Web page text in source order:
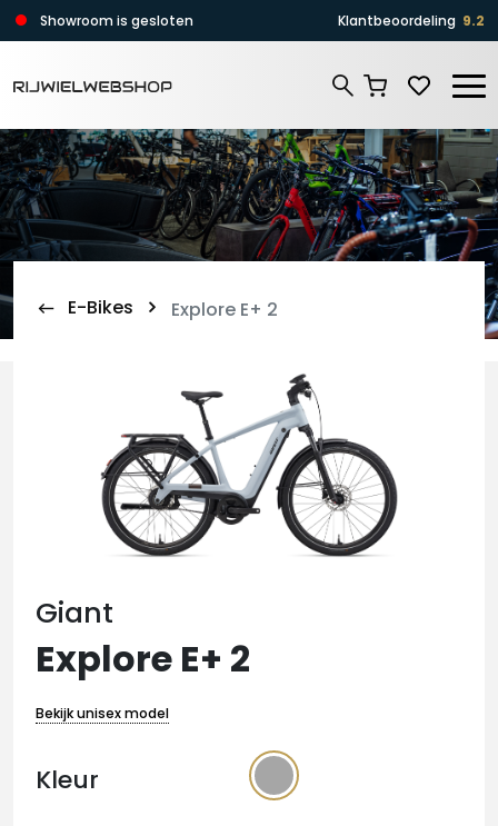
Zoeken
Showroom is gesloten Klantbeoordeling 9.2
E-Bikes Explore E+ 2
Giant
Explore E+ 2
Bekijk unisex model
Kleur